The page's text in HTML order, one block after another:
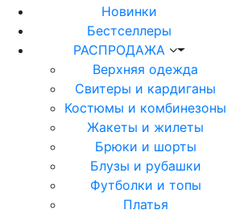
Новинки
Бестселлеры
РАСПРОДАЖА
Верхняя одежда
Свитеры и кардиганы
Костюмы и комбинезоны
Жакеты и жилеты
Брюки и шорты
Блузы и рубашки
Футболки и топы
Платья